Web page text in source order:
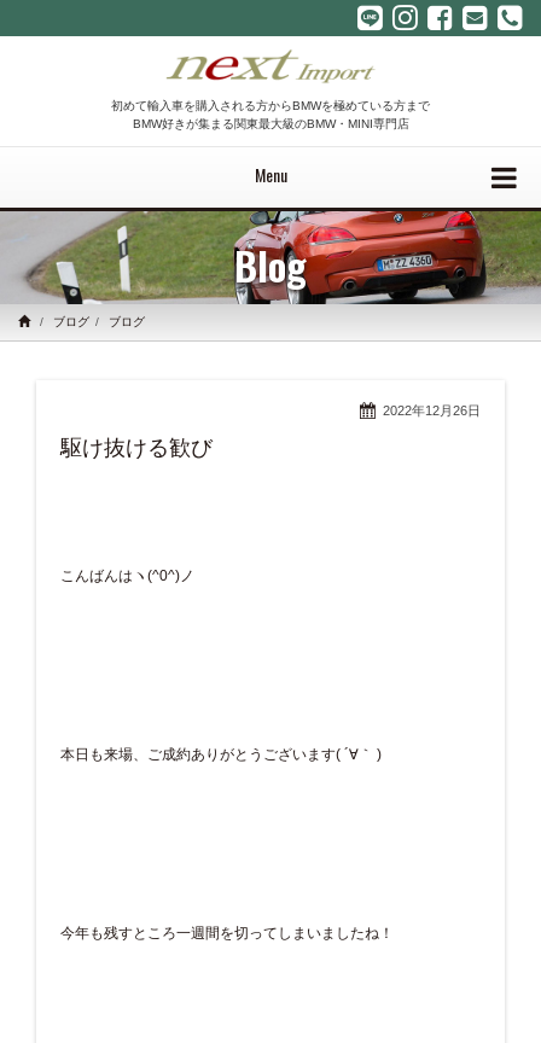
初めて輸入車を購入される方からBMWを極めている方まで
BMW好きが集まる関東最大級のBMW・MINI専門店
Menu
Blog
ブログ ブログ
2022年12月26日
駆け抜ける歓び
こんばんはヽ(^0^)ノ
本日も来場、ご成約ありがとうございます( ´∀｀ )
今年も残すところ一週間を切ってしまいましたね！